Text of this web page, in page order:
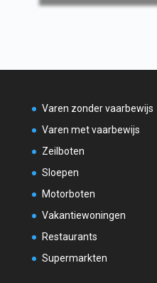
Varen zonder vaarbewijs
Varen met vaarbewijs
Zeilboten
Sloepen
Motorboten
Vakantiewoningen
Restaurants
Supermarkten